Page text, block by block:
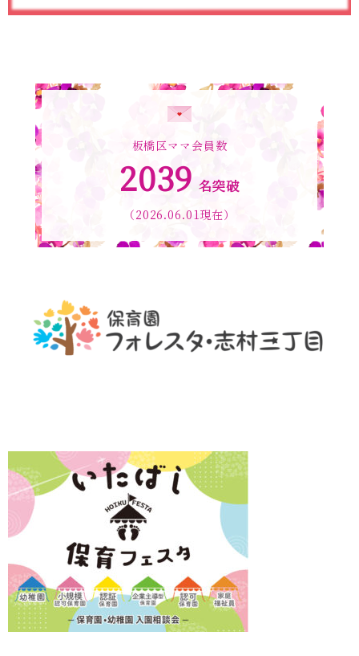
板橋区ママ会員数
2039 名突破
（2026.06.01現在）